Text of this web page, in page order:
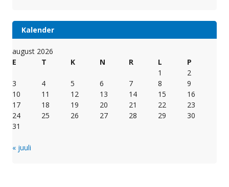
Kalender
august 2026
E
T K N R L
P
1
2
3
4 5 6 7 8
9
10
11 12 13 14 15
16
17
18 19 20 21 22
23
24
25 26 27 28 29
30
31
« juuli